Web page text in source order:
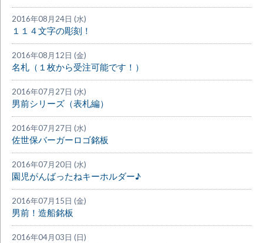
2016年08月24日 (水)
１１４文字の彫刻！
2016年08月12日 (金)
名札（１枚から受注可能です！）
2016年07月27日 (水)
男前シリーズ（表札編）
2016年07月27日 (水)
佐世保バーガーロゴ銘板
2016年07月20日 (水)
園児がんばったねキーホルダー♪
2016年07月15日 (金)
男前！造船銘板
2016年04月03日 (日)